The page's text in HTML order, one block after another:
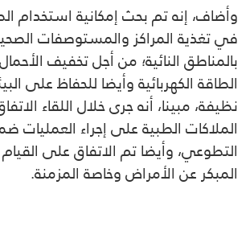
وأضاف، إنه تم بحث إمكانية استخدام
في تغذية المراكز والمستوصفات
بالمناطق النائية؛ من أجل تخفيف
الطاقة الكهربائية وأيضا للحفاظ على
نظيفة، مبينا، أنه جرى خلال اللقاء
الملاكات الطبية على إجراء
التطوعي، وأيضا تم الاتفاق على
المبكر عن الأمراض وخاصة المزمنة.